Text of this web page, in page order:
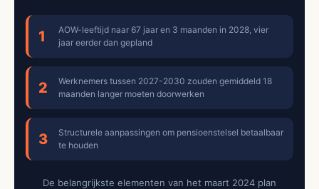
1
AOW-leeftijd naar 67 jaar en 3 maanden in 2028, vier
jaar eerder dan gepland
2
Werknemers tussen 2027-2030 zouden gemiddeld 18
maanden langer moeten doorwerken
3
Structurele aanpassingen om pensioenstelsel betaalbaar
te houden
De belangrijkste elementen van het maart 2024 plan